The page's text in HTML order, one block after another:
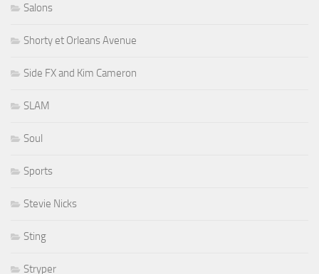
Salons
Shorty et Orleans Avenue
Side FX and Kim Cameron
SLAM
Soul
Sports
Stevie Nicks
Sting
Stryper